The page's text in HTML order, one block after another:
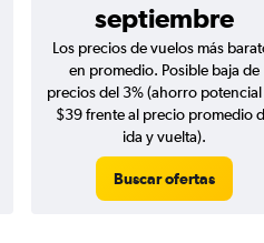
septiembre
Los precios de vuelos más
en promedio. Posible baja de
precios del 3% (ahorro
$39 frente al precio promedio
ida y vuelta).
Buscar ofertas